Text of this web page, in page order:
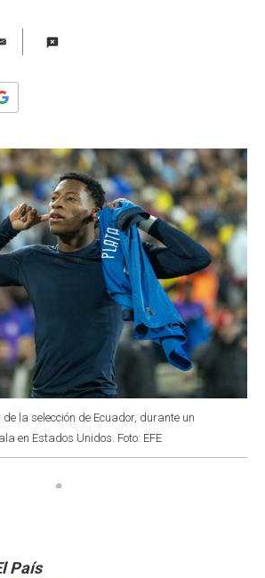
E
i
l
la selección de Ecuador, durante un
en Estados Unidos. Foto: EFE
País